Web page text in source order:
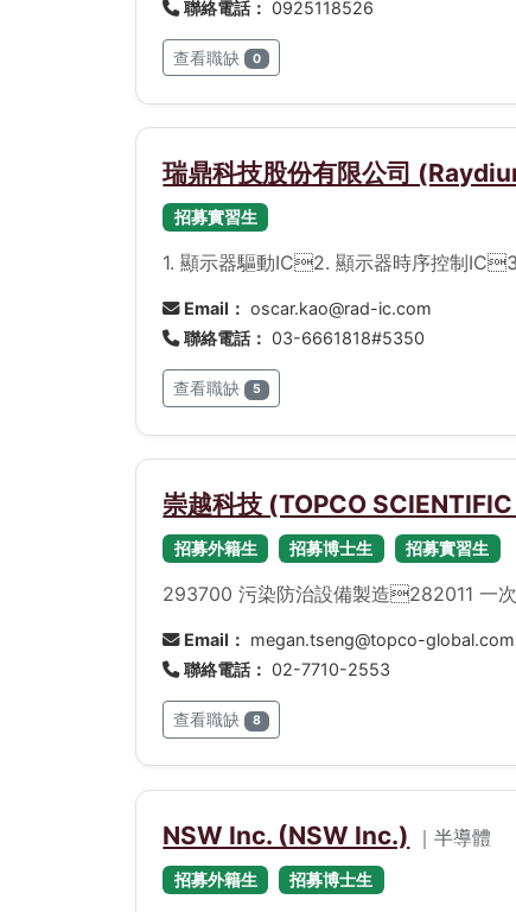
聯絡電話： 0925118526
查看職缺 0
瑞鼎科技股份有限公司
招募實習生
1. 顯示器驅動IC2. 顯示器時序控制
Email： oscar.kao@rad-ic.com
聯絡電話： 03-6661818#5350
查看職缺 5
崇越科技 (TOPCO
招募外籍生 招募博士生 招募實習生
293700 污染防治設備製造282011 一
Email： megan.tseng@topco-global.com
聯絡電話： 02-7710-2553
查看職缺 8
NSW Inc. (NSW Inc.) ｜半導體
招募外籍生 招募博士生